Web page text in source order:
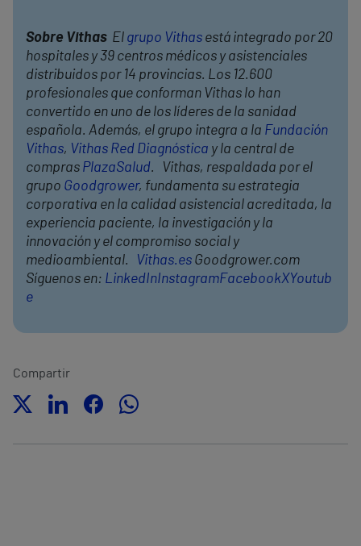
Sobre Vithas El grupo Vithas está integrado por 20
hospitales y 39 centros médicos y asistenciales
distribuidos por 14 provincias. Los 12.600
profesionales que conforman Vithas lo han
convertido en uno de los líderes de la sanidad
española. Además, el grupo integra a la Fundación
Vithas, Vithas Red Diagnóstica y la central de
compras PlazaSalud. Vithas, respaldada por el
grupo Goodgrower, fundamenta su estrategia
corporativa en la calidad asistencial acreditada, la
experiencia paciente, la investigación y la
innovación y el compromiso social y
medioambiental.
Vithas.es Goodgrower.com
Síguenos en: LinkedInInstagramFacebookXYoutub
e
Compartir